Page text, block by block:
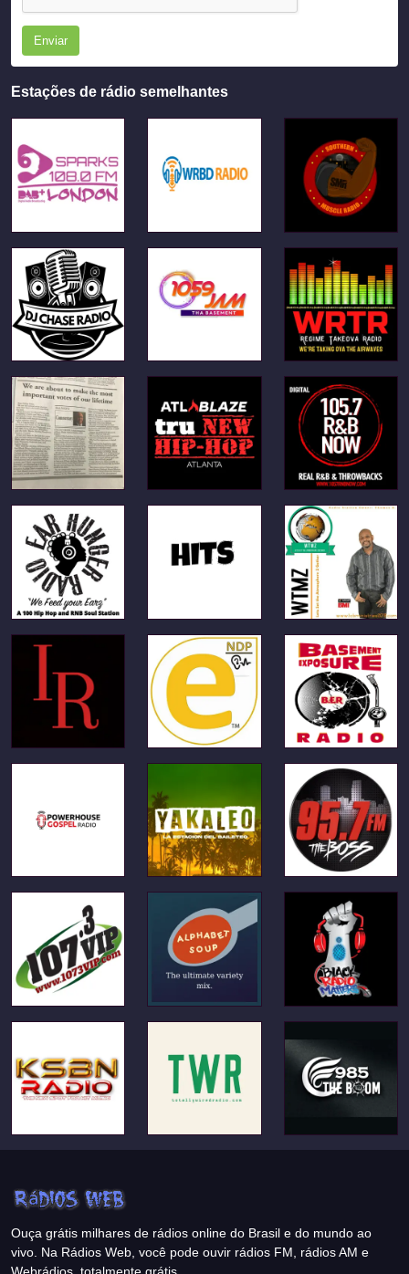
Enviar
Estações de rádio semelhantes
Ouça grátis milhares de rádios online do Brasil e do mundo ao
vivo. Na Rádios Web, você pode ouvir rádios FM, rádios AM e